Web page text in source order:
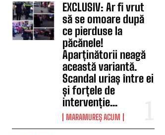
EXCLUSIV: Ar fi vrut
să se omoare după
ce pierduse la
păcănele!
Aparținătorii neagă
această variantă.
Scandal uriaș între ei
și forțele de
intervenție...
MARAMUREȘ ACUM